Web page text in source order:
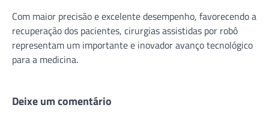
Com maior precisão e excelente desempenho, favorecendo a
recuperação dos pacientes, cirurgias assistidas por robô
representam um importante e inovador avanço tecnológico
para a medicina.
Deixe um comentário